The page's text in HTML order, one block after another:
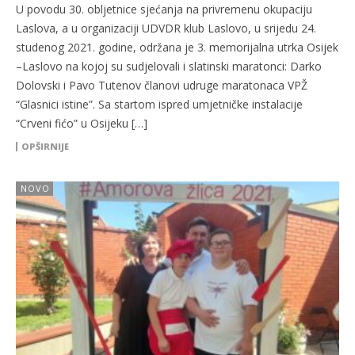
U povodu 30. obljetnice sjećanja na privremenu okupaciju
Laslova, a u organizaciji UDVDR klub Laslovo, u srijedu 24.
studenog 2021. godine, održana je 3. memorijalna utrka Osijek
–Laslovo na kojoj su sudjelovali i slatinski maratonci: Darko
Dolovski i Pavo Tutenov članovi udruge maratonaca VPŽ
“Glasnici istine”. Sa startom ispred umjetničke instalacije
“Crveni fićo” u Osijeku […]
OPŠIRNIJE
NOVO